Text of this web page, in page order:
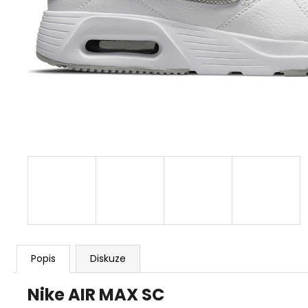
Popis Diskuze
Nike AIR MAX SC
1 259 Kč
Původně:1 399 Kč